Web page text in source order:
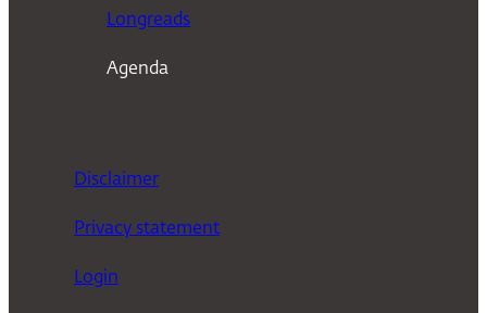
Longreads
Agenda
Disclaimer
Privacy statement
Login